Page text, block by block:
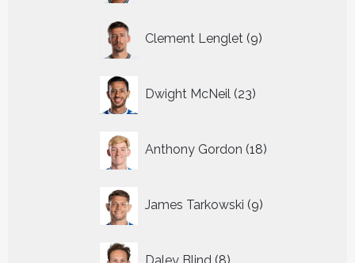
Clement Lenglet 9
producten
Dwight McNeil 23
producten
Anthony Gordon 18
producten
James Tarkowski 9
producten